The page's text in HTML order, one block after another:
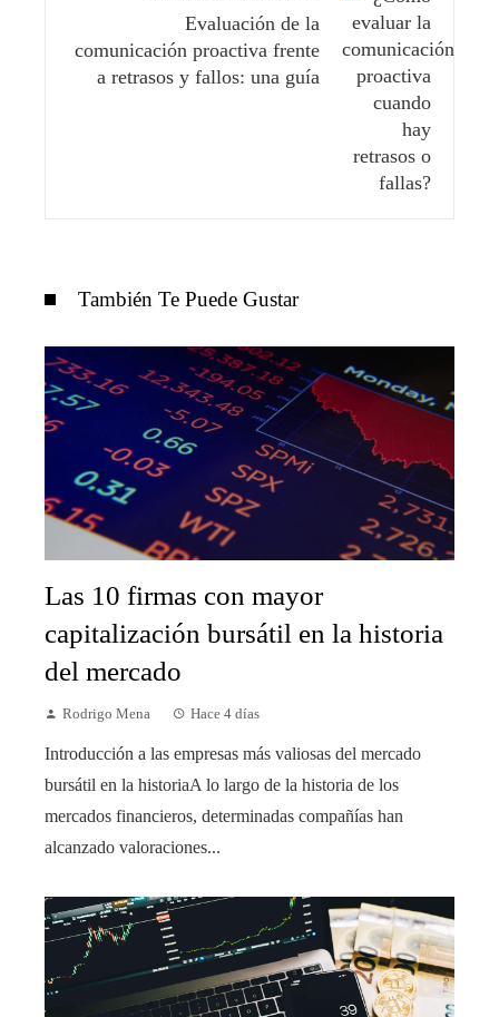
Evaluación de la
comunicación proactiva frente
a retrasos y fallos: una guía
También Te Puede Gustar
Las 10 firmas con mayor
capitalización bursátil en la historia
del mercado
Rodrigo Mena Hace 4 días
Introducción a las empresas más valiosas del mercado
bursátil en la historiaA lo largo de la historia de los
mercados financieros, determinadas compañías han
alcanzado valoraciones...